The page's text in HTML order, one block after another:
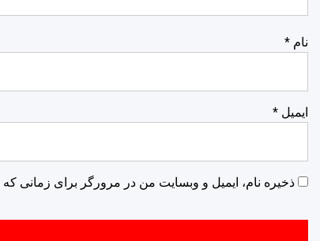
نام *
ایمیل *
ذخیره نام، ایمیل و وبسایت من در مرورگر برای زمانی